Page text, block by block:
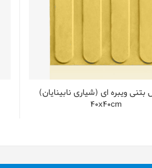
ویبره ای (شیاری نابینایان)
40x40cm